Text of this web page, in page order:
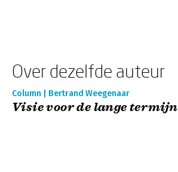
Over dezelfde auteur
Column | Bertrand Weegenaar
Visie voor de lange termijn